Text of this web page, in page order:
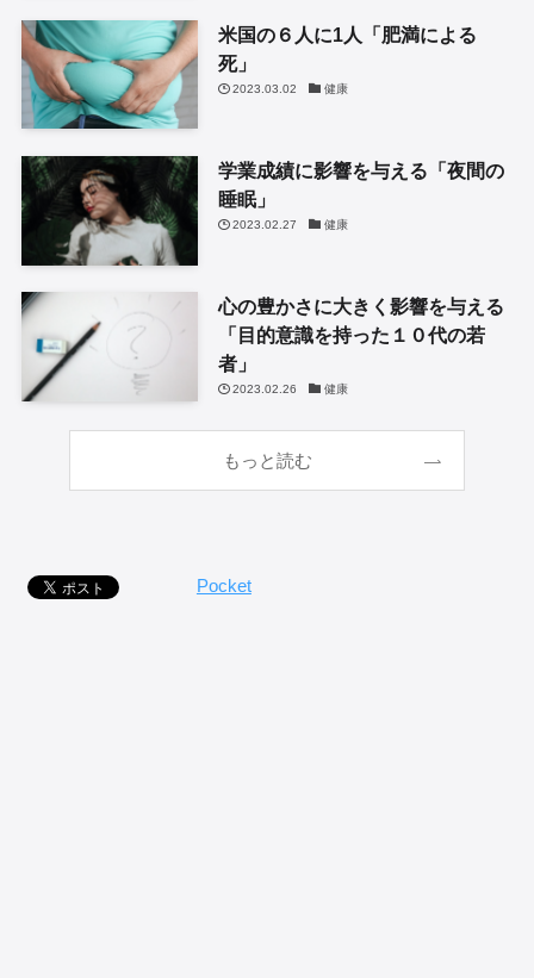
米国の６人に1人「肥満による
死」
2023.03.02 健康
学業成績に影響を与える「夜間の
睡眠」
2023.02.27 健康
心の豊かさに大きく影響を与える
「目的意識を持った１０代の若
者」
2023.02.26 健康
もっと読む
Pocket